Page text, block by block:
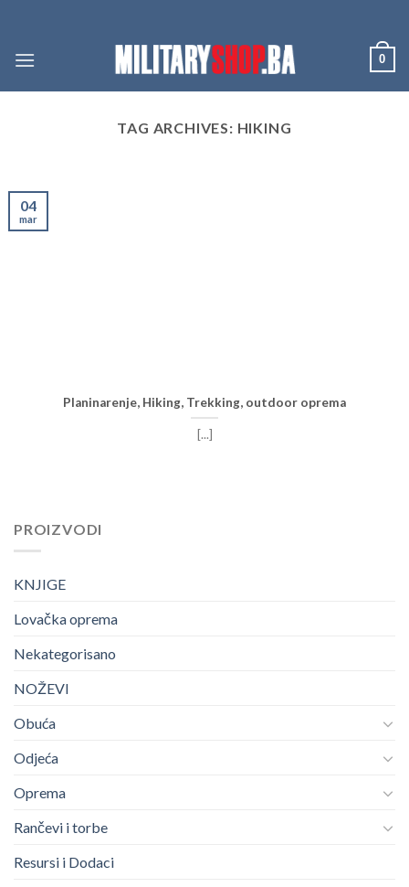
content
0
TAG ARCHIVES: HIKING
Planinarenje, Hiking, Trekking, outdoor oprema
[...]
04
mar
PROIZVODI
KNJIGE
Lovačka oprema
Nekategorisano
NOŽEVI
Obuća
Odjeća
Oprema
Rančevi i torbe
Resursi i Dodaci